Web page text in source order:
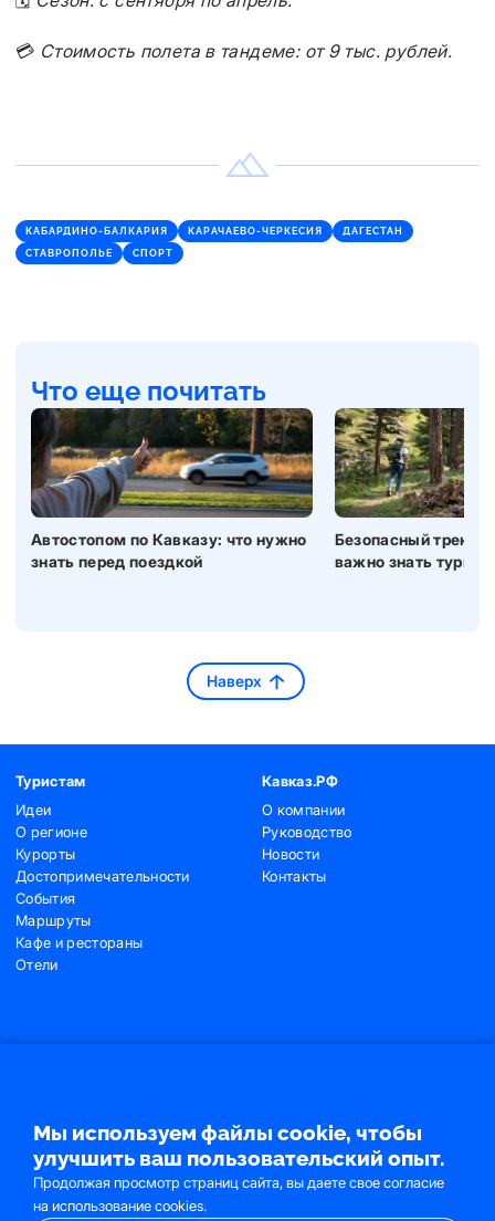
💳 Стоимость полета в тандеме: от 9 тыс. рублей.
КАБАРДИНО-БАЛКАРИЯ КАРАЧАЕВО-ЧЕРКЕСИЯ
ДАГЕСТАН
СТАВРОПОЛЬЕ
СПОРТ
Что еще почитать
Автостопом по Кавказу: что нужно
знать перед поездкой
Безопасный
важно знать
Наверх
Туристам
Идеи
О регионе
Курорты
Достопримечательности
События
Маршруты
Кафе и рестораны
Отели
Кавказ.РФ
О компании
Руководство
Новости
Контакты
info@ncrc.ru
Мы используем файлы cookie, чтобы
улучшить ваш пользовательский опыт.
Продолжая просмотр страниц сайта, вы даете свое согласие
на использование cookies.